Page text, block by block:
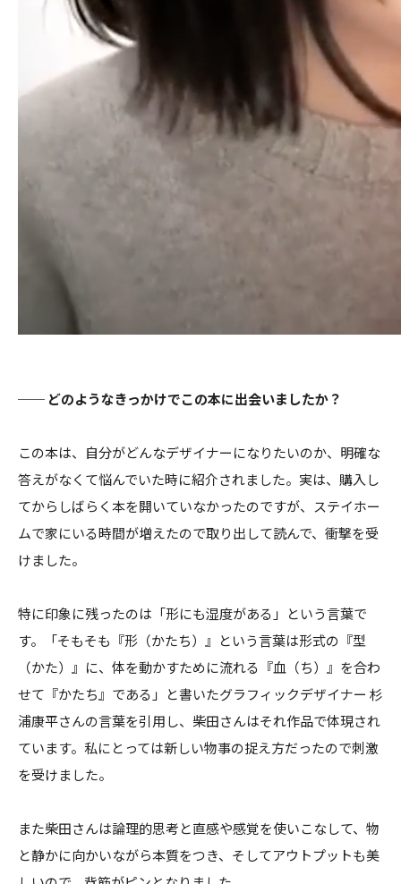
── どのようなきっかけでこの本に出会いましたか？
この本は、自分がどんなデザイナーになりたいのか、明確な
答えがなくて悩んでいた時に紹介されました。実は、購入し
てからしばらく本を開いていなかったのですが、ステイホー
ムで家にいる時間が増えたので取り出して読んで、衝撃を受
けました。
特に印象に残ったのは「形にも湿度がある」という言葉で
す。「そもそも『形（かたち）』という言葉は形式の『型
（かた）』に、体を動かすために流れる『血（ち）』を合わ
せて『かたち』である」と書いたグラフィックデザイナー 杉
浦康平さんの言葉を引用し、柴田さんはそれ作品で体現され
ています。私にとっては新しい物事の捉え方だったので刺激
を受けました。
また柴田さんは論理的思考と直感や感覚を使いこなして、物
と静かに向かいながら本質をつき、そしてアウトプットも美